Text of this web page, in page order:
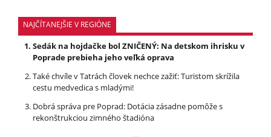
NAJČÍTANEJŠIE V REGIÓNE
Sedák na hojdačke bol ZNIČENÝ: Na detskom ihrisku v
Poprade prebieha jeho veľká oprava
Také chvíle v Tatrách človek nechce zažiť: Turistom skrížila
cestu medvedica s mladými!
Dobrá správa pre Poprad: Dotácia zásadne pomôže s
rekonštrukciou zimného štadióna